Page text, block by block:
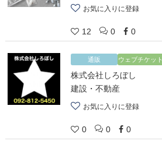
お気に入りに登録
12 0 0
通販 ウェブチケット
株式会社しろぼし
建設・不動産
お気に入りに登録
0 0 0